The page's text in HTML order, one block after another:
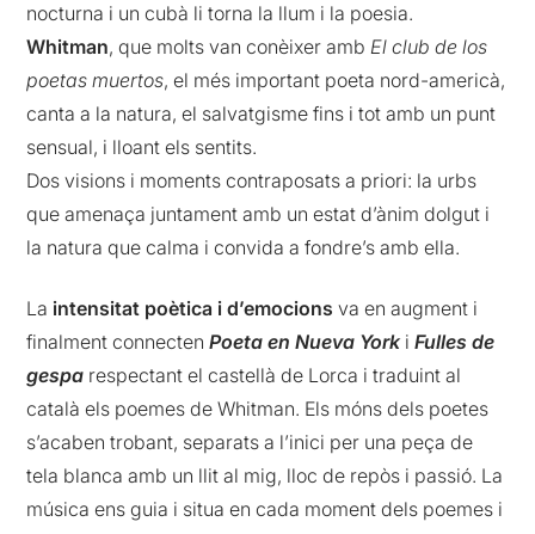
nocturna i un cubà li torna la llum i la poesia.
Whitman, que molts van conèixer ambEl club de los
poetas muertos, el més important poeta nord-americà,
canta a la natura, el salvatgisme fins i tot amb un punt
sensual, i lloant els sentits.
Dos visions i moments contraposats a priori: la urbs
que amenaça juntament amb un estat d’ànim dolgut i
la natura que calma i convida a fondre’s amb ella.
La intensitat poètica i d’emocions va en augment i
finalment connectenPoeta en Nueva York iFulles de
gespa respectant el castellà de Lorca i traduint al
català els poemes de Whitman. Els móns dels poetes
s’acaben trobant, separats a l’inici per una peça de
tela blanca amb un llit al mig, lloc de repòs i passió. La
música ens guia i situa en cada moment dels poemes i